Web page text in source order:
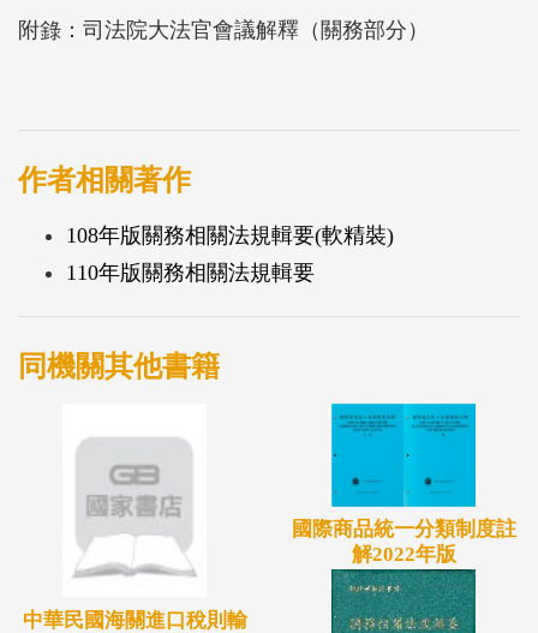
附錄：司法院大法官會議解釋（關務部分）
作者相關著作
108年版關務相關法規輯要(軟精裝)
110年版關務相關法規輯要
同機關其他書籍
中華民國海關進口稅則輸
國際商品統一分類制度註
解2022年版